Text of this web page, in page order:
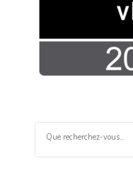
recherchiez
quelque